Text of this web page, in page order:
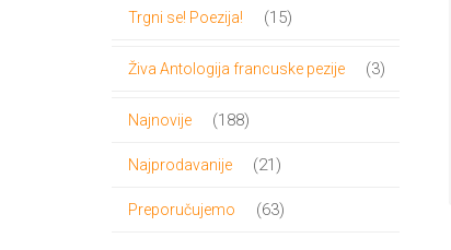
Trgni se! Poezija! 1515
Živa Antologija francuske pezije 33
Najnovije 188188
Najprodavanije 2121
Preporučujemo 6363